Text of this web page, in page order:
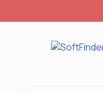
Войти